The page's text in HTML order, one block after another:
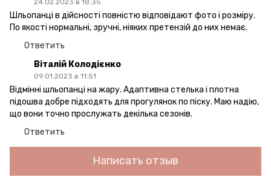
Шльопанці в дійсності повністю відповідают фото і розміру.
По якості нормальні, зручні, ніяких претензій до них немає.
Ответить
Віталій Колодієнко
09.01.2023 в 11:51
Відмінні шльопанці на жару. Адаптивна стелька і плотна
підошва добре підходять для прогулянок по піску. Маю надію,
що вони точно прослужать декілька сезонів.
Ответить
Написать отзыв